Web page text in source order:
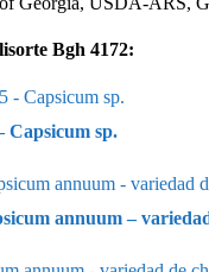
Bgh 4172:
Capsicum sp.
annuum –